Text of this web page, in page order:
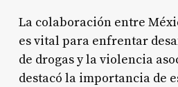
La colaboración entre
es vital para enfrentar
de drogas y la violencia
destacó la importancia de